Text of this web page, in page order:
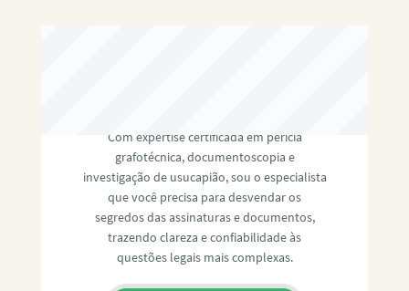
Com expertise certificada em perícia
grafotécnica, documentoscopia e
investigação de usucapião, sou o especialista
que você precisa para desvendar os
segredos das assinaturas e documentos,
trazendo clareza e confiabilidade às
questões legais mais complexas.